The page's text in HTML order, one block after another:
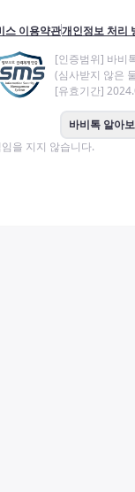
스 이용약관개인정보 처리
[인증범위] 바비
(심사받지 않은
[유효기간]
바비톡 알아
을 지지 않습니다.